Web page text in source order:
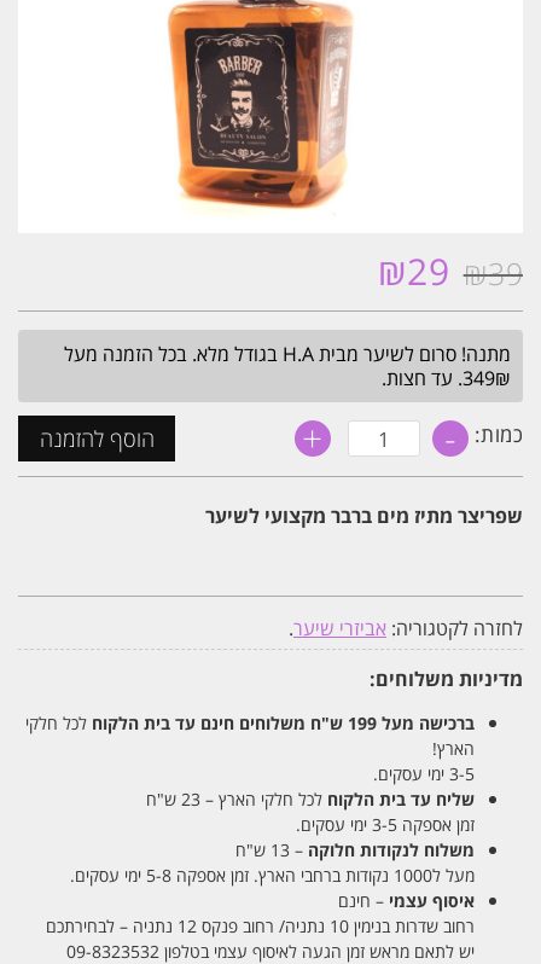
₪39
המחיר
היה:
₪39.
₪29
הוא:
₪29.
מתנה! סרום לשיער מבית H.A בגודל מלא. בכל הזמנה מעל
349₪. עד חצות.
כמות: - כמות
של
מים
ברבר
+ הוסף להזמנה
שפריצר מתיז מים ברבר מקצועי לשיער
לחזרה לקטגוריה: אביזרי שיער.
מדיניות משלוחים:
ברכישה מעל 199 ש"ח משלוחים חינם עד בית הלקוח לכל חלקי
הארץ!
3-5 ימי עסקים.
שליח עד בית הלקוח לכל חלקי הארץ – 23 ש"ח
זמן אספקה 3-5 ימי עסקים.
משלוח לנקודות חלוקה – 13 ש"ח
מעל ל1000 נקודות ברחבי הארץ. זמן אספקה 5-8 ימי עסקים.
איסוף עצמי – חינם
רחוב שדרות בנימין 10 נתניה/ רחוב פנקס 12 נתניה – לבחירתכם
יש לתאם מראש זמן הגעה לאיסוף עצמי בטלפון 09-8323532